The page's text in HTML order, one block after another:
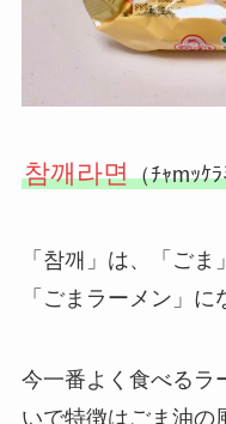
참깨라면（ﾁｬmｯｹ
「참깨」は、「ご
「ごまラーメン」に
今一番よく食べるラ
いで特徴はごま油の